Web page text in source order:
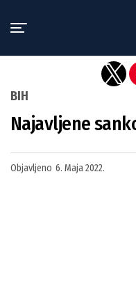
BIH
Najavljene
Objavljeno 6. Maja 2022.